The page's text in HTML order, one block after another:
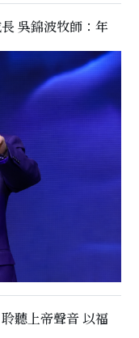
吳錦波牧師：年
聽上帝聲音 以福